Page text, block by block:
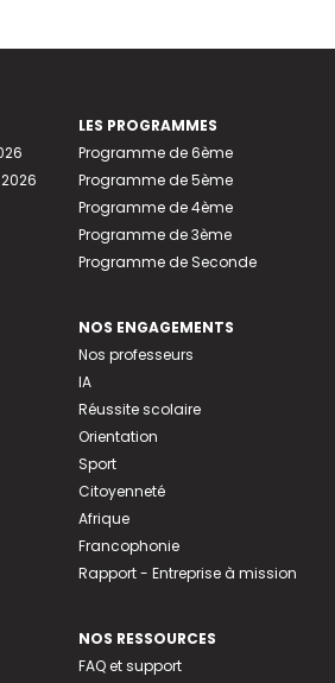
LES PROGRAMMES
Programme de 6ème
Programme de 5ème
Programme de 4ème
Programme de 3ème
Programme de Seconde
NOS ENGAGEMENTS
Nos professeurs
IA
Réussite scolaire
Orientation
Sport
Citoyenneté
Afrique
Francophonie
Rapport - Entreprise à mission
NOS RESSOURCES
FAQ et support